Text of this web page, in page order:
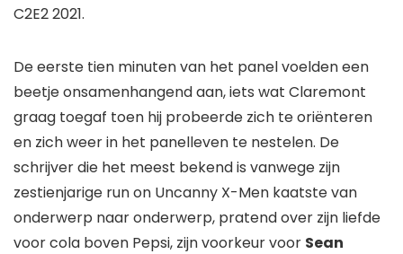
C2E2 2021.
De eerste tien minuten van het panel voelden een
beetje onsamenhangend aan, iets wat Claremont
graag toegaf toen hij probeerde zich te oriënteren
en zich weer in het panelleven te nestelen. De
schrijver die het meest bekend is vanwege zijn
zestienjarige run on Uncanny X-Men kaatste van
onderwerp naar onderwerp, pratend over zijn liefde
voor cola boven Pepsi, zijn voorkeur voor Sean